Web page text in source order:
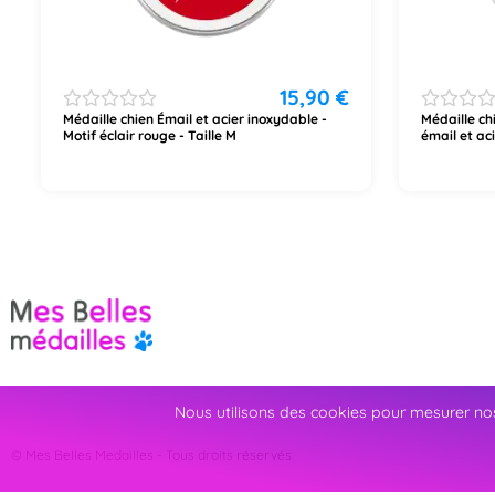
15,90 €
Médaille chien Émail et acier inoxydable -
Motif éclair rouge - Taille M
Médaille
émail et
© Mes Belles Medailles - Tous droits réservés
Nous utilisons des cookies pour mesurer